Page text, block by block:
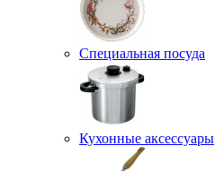
Специальная посуда
Кухонные аксессуары